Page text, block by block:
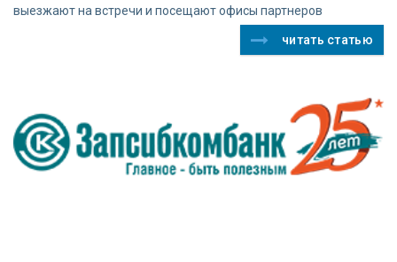
выезжают на встречи и посещают офисы партнеров
читать статью